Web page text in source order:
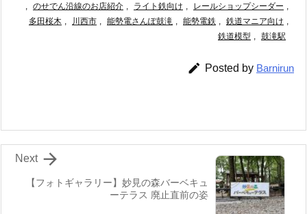
, のせでん沿線のお店紹介 , ライト鉄向け , レールショップシーダー ,
多田桜木 , 川西市 , 能勢電さんぽ鼓滝 , 能勢電鉄 , 鉄道マニア向け ,
鉄道模型 , 鼓滝駅
 Posted by Barnirun
【フォトギャラリー】妙見の森バーベキュ
ーテラス 廃止直前の姿

Next